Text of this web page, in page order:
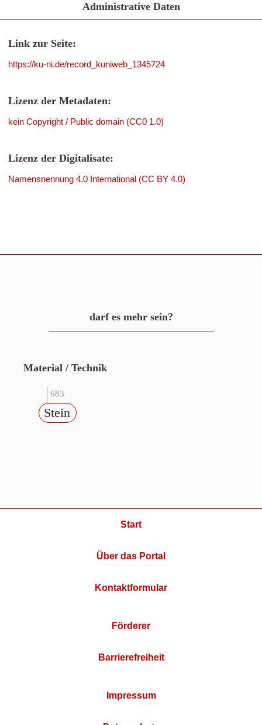
Administrative Daten
Link zur Seite:
https://ku-ni.de/record_kuniweb_1345724
Lizenz der Metadaten:
kein Copyright / Public domain (CC0 1.0)
Lizenz der Digitalisate:
Namensnennung 4.0 International (CC BY 4.0)
darf es mehr sein?
Material / Technik
683
Stein
Start
Über das Portal
Kontaktformular
Förderer
Barrierefreiheit
Impressum